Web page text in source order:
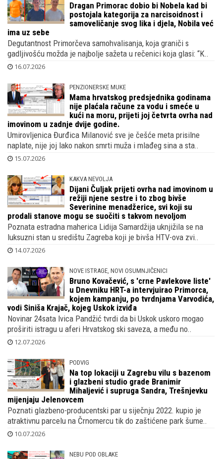
Dragan Primorac dobio bi Nobela kad bi
postojala kategorija za narcisoidnost i
samoveličanje svog lika i djela, Nobila već
ima uz sebe
Degutantnost Primorčeva samohvalisanja, koja graniči s
gadljivošću možda je najbolje sažeta u rečenici koja glasi: “K..
16.07.2026
PENZIONERSKE MUKE
Mama hrvatskog predsjednika godinama
nije plaćala račune za vodu i smeće u
kući na moru, prijeti joj četvrta ovrha nad
imovinom u zadnje dvije godine.
Umirovljenica Đurđica Milanović sve je češće meta prisilne
naplate, nije joj lako nakon smrti muža i mlađeg sina a sta..
15.07.2026
KAKVA NEVOLJA
Dijani Čuljak prijeti ovrha nad imovinom u
režiji njene sestre i to zbog bivše
Severinine menadžerice, svi koji su
prodali stanove mogu se suočiti s takvom nevoljom
Poznata estradna maherica Lidija Samardžija uknjižila se na
luksuzni stan u središtu Zagreba koji je bivša HTV-ova zvi..
14.07.2026
NOVE ISTRAGE, NOVI OSUMNJIČENICI
Bruno Kovačević, s 'crne Pavlekove liste'
u Dnevniku HRT-a intervjuirao Primorca,
kojem kampanju, po tvrdnjama Varvodića,
vodi Siniša Krajač, kojeg Uskok izviđa
Novinar 24sata Ivica Pandžić tvrdi da bi Uskok uskoro mogao
proširiti istragu u aferi Hrvatskog ski saveza, a među no..
12.07.2026
PODVIG
Na top lokaciji u Zagrebu vilu s bazenom
i glazbeni studio grade Branimir
Mihaljević i supruga Sandra, Trešnjevku
mijenjaju Jelenovcem
Poznati glazbeno-producentski par u siječnju 2022. kupio je
atraktivnu parcelu na Črnomercu tik do zaštićene park šume..
10.07.2026
NEBU POD OBLAKE